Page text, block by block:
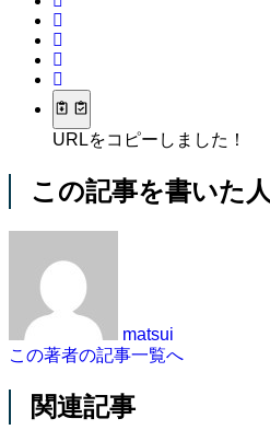
URLをコピーしました！
この記事を書いた人
matsui
この著者の記事一覧へ
関連記事